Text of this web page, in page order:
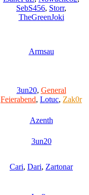
SebS456, Storr,
TheGreenJoki
Armsau
3un20, General
Feierabend, Lotuc, Zak0r
Azenth
3un20
Cari, Dari, Zartonar